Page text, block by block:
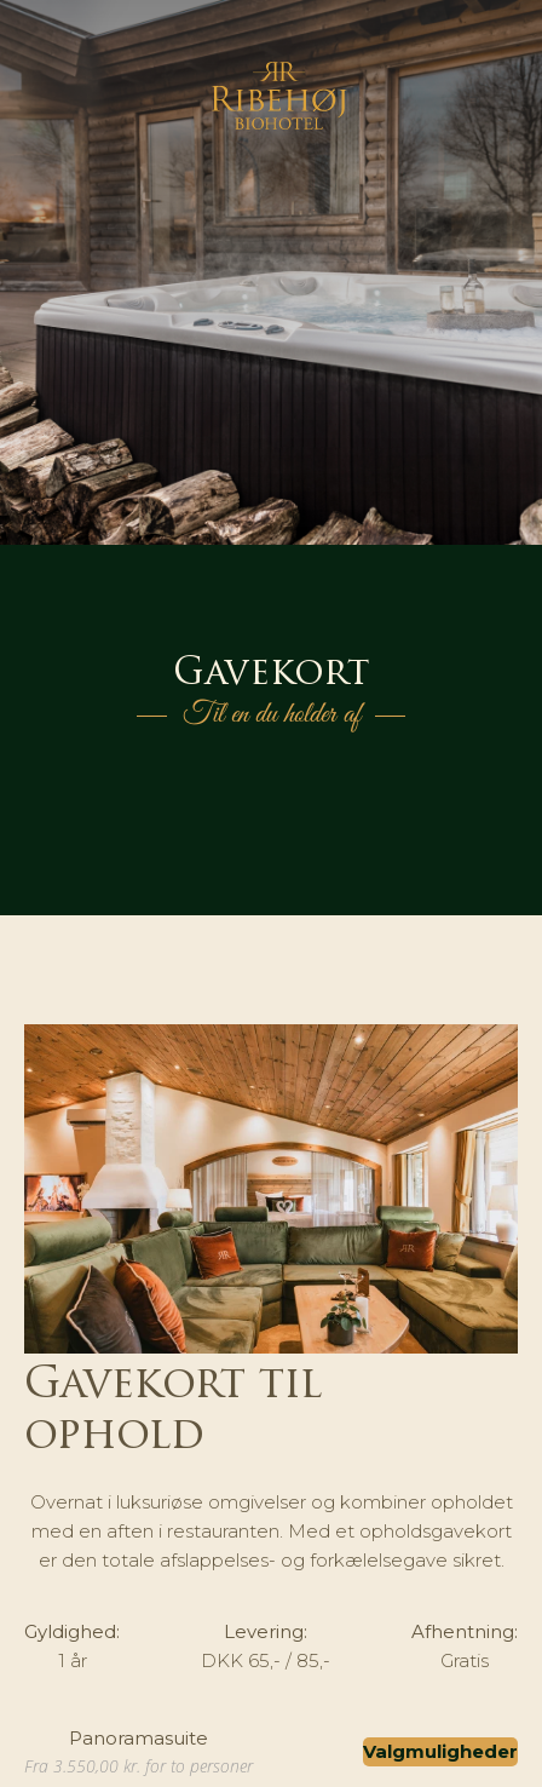
Gavekort
Til en du holder af
Gavekort til
ophold
Overnat i luksuriøse omgivelser og kombiner opholdet
med en aften i restauranten. Med et opholdsgavekort
er den totale afslappelses- og forkælelsegave sikret.
Gyldighed:
1 år
Levering:
DKK 65,- / 85,-
Afhentning:
Gratis
Panoramasuite
Fra 3.550,00 kr. for to personer
Valgmuligheder